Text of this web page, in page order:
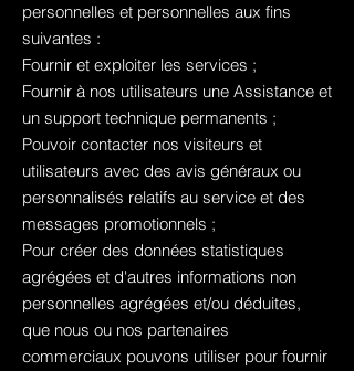
personnelles et personnelles aux fins
suivantes :
Fournir et exploiter les services ;
Fournir à nos utilisateurs une Assistance et
un support technique permanents ;
Pouvoir contacter nos visiteurs et
utilisateurs avec des avis généraux ou
personnalisés relatifs au service et des
messages promotionnels ;
Pour créer des données statistiques
agrégées et d'autres informations non
personnelles agrégées et/ou déduites,
que nous ou nos partenaires
commerciaux pouvons utiliser pour fournir